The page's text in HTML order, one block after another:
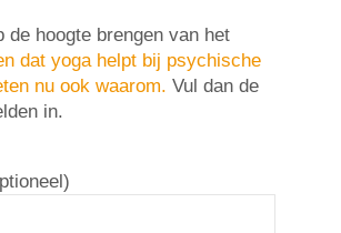
de hoogte brengen van het
dat yoga helpt bij psychische
nu ook waarom. Vul dan de
in.